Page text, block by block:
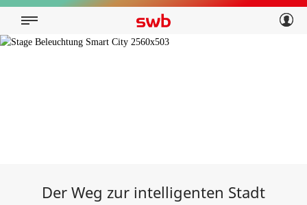
Privatkunden
Geschäftskunden
Der Weg zur intelligenten Stadt